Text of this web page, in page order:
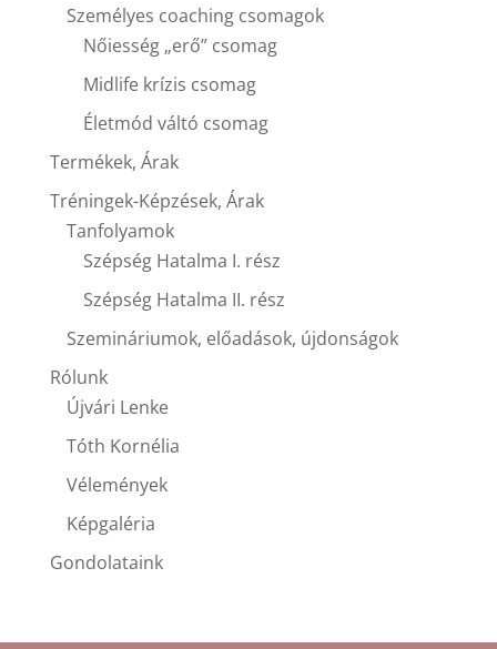
Személyes coaching csomagok
Nőiesség „erő” csomag
Midlife krízis csomag
Életmód váltó csomag
Termékek, Árak
Tréningek-Képzések, Árak
Tanfolyamok
Szépség Hatalma I. rész
Szépség Hatalma II. rész
Szemináriumok, előadások, újdonságok
Rólunk
Újvári Lenke
Tóth Kornélia
Vélemények
Képgaléria
Gondolataink